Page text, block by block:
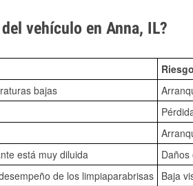
vehículo en Anna, IL?
bajas
está muy diluida
de los limpiaparabrisas Baja